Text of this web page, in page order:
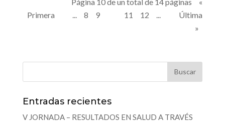
Primera
8 9 11 12
Última
»
Entradas recientes
V JORNADA – RESULTADOS EN SALUD A TRAVÉS